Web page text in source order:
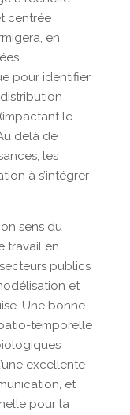
centrée
en
pour identifier
le
delà de
les
à s’intégrer
sens du
travail en
publics
et
Une bonne
temporelle
excellente
et
pour la